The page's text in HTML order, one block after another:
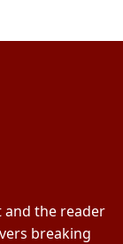
and the reader
breaking